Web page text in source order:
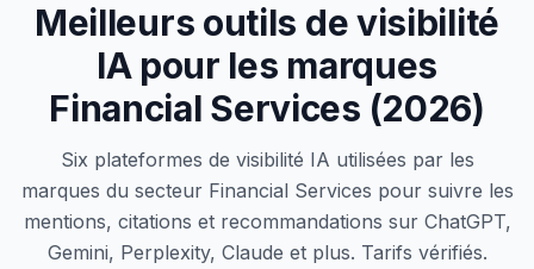
Meilleurs outils de visibilité
IA pour les marques
Financial Services (2026)
Six plateformes de visibilité IA utilisées par les
marques du secteur Financial Services pour suivre les
mentions, citations et recommandations sur ChatGPT,
Gemini, Perplexity, Claude et plus. Tarifs vérifiés.